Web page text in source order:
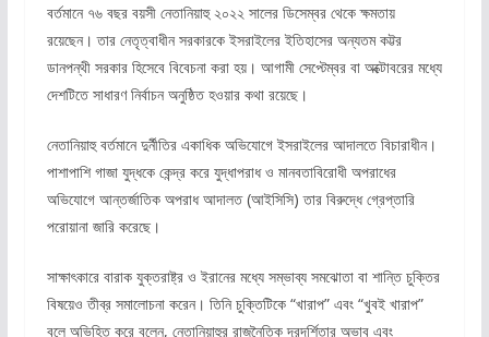
বর্তমানে ৭৬ বছর বয়সী নেতানিয়াহু ২০২২ সালের ডিসেম্বর থেকে ক্ষমতায়
রয়েছেন। তার নেতৃত্বাধীন সরকারকে ইসরাইলের ইতিহাসের অন্যতম কট্টর
ডানপন্থী সরকার হিসেবে বিবেচনা করা হয়। আগামী সেপ্টেম্বর বা অক্টোবরের মধ্যে
দেশটিতে সাধারণ নির্বাচন অনুষ্ঠিত হওয়ার কথা রয়েছে।
নেতানিয়াহু বর্তমানে দুর্নীতির একাধিক অভিযোগে ইসরাইলের আদালতে বিচারাধীন।
পাশাপাশি গাজা যুদ্ধকে কেন্দ্র করে যুদ্ধাপরাধ ও মানবতাবিরোধী অপরাধের
অভিযোগে আন্তর্জাতিক অপরাধ আদালত (আইসিসি) তার বিরুদ্ধে গ্রেপ্তারি
পরোয়ানা জারি করেছে।
সাক্ষাৎকারে বারাক যুক্তরাষ্ট্র ও ইরানের মধ্যে সম্ভাব্য সমঝোতা বা শান্তি চুক্তির
বিষয়েও তীব্র সমালোচনা করেন। তিনি চুক্তিটিকে “খারাপ” এবং “খুবই খারাপ”
বলে অভিহিত করে বলেন, নেতানিয়াহুর রাজনৈতিক দূরদর্শিতার অভাব এবং